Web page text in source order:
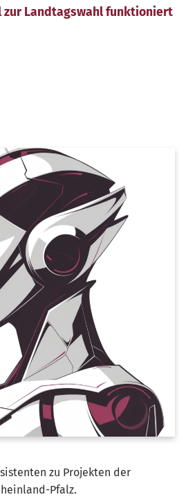
zur Landtagswahl funktioniert
zu Projekten der
Pfalz.